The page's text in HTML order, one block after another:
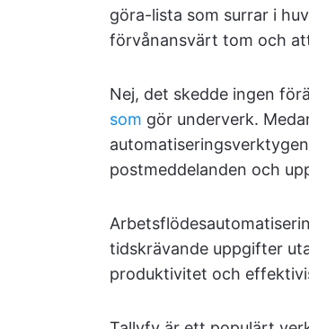
göra-lista som surrar i
förvånansvärt tom och
Nej, det skedde ingen
som gör underverk.
postmeddelanden och
tidskrävande uppgifter
produktivitet och